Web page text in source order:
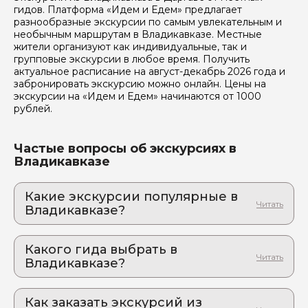
гидов. Платформа «Идем и Едем» предлагает
разнообразные экскурсии по самым увлекательным и
необычным маршрутам в Владикавказе. Местные
жители организуют как индивидуальные, так и
групповые экскурсии в любое время. Получить
актуальное расписание на август-декабрь 2026 года и
забронировать экскурсию можно онлайн. Цены на
экскурсии на «Идем и Едем» начинаются от 1000
рублей.
Частые вопросы об экскурсиях в
Владикавказе
Какие экскурсии популярные в
Владикавказе?
Балкарии с аттестованным гидом-
историком. Купание в термах!
Путешествие по горной Балкарии – это не только
красивые пейзажи, но и её живая история и люди!
2. Необычная экскурсия по настоящей
Какого гида выбрать в
Владикавказе?
2. Руслан.Ц 927
Как заказать экскурсий из
Вопросы и комментарии
Если у вас есть интересующие вопросы, можете их
задать
Я даю своё согласие на обработку персональных
данных
Отправить